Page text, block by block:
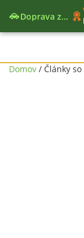
Doprava zadarmo
Domov / Články